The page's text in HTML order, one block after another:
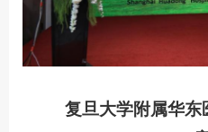
复旦大学附属华东